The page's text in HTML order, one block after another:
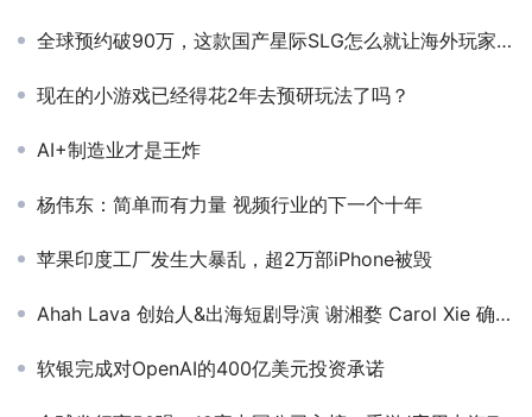
全球预约破90万，这款国产星际SLG怎么就让海外玩家上头了？
现在的小游戏已经得花2年去预研玩法了吗？
AI+制造业才是王炸
杨伟东：简单而有力量 视频行业的下一个十年
苹果印度工厂发生大暴乱，超2万部iPhone被毁
Ahah Lava 创始人&出海短剧导演 谢湘婺 Carol Xie 确认担任 PAGC 2025丨第五届全球产品与增长展会 短剧对接会路演嘉宾
软银完成对OpenAI的400亿美元投资承诺